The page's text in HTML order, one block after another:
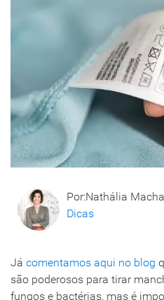
Por:Nathália
Dicas
Já comentamos aqui no blog
são poderosos para tirar
fungos e bactérias, mas é